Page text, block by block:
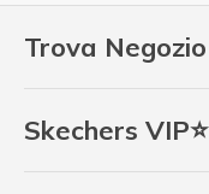
Trova Negozio
Skechers VIP⭐